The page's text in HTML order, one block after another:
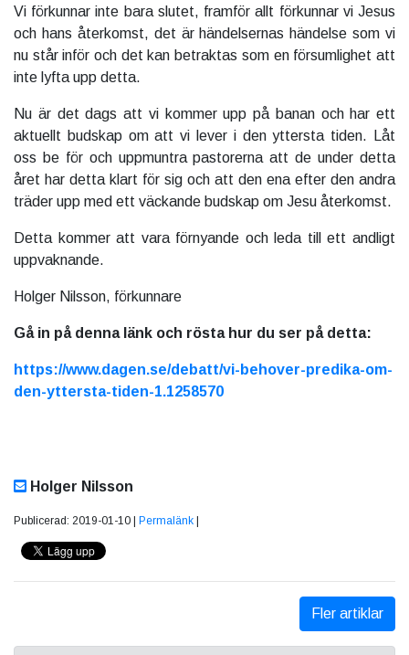
Vi förkunnar inte bara slutet, framför allt förkunnar vi Jesus
och hans återkomst, det är händelsernas händelse som vi
nu står inför och det kan betraktas som en försumlighet att
inte lyfta upp detta.
Nu är det dags att vi kommer upp på banan och har ett
aktuellt budskap om att vi lever i den yttersta tiden. Låt
oss be för och uppmuntra pastorerna att de under detta
året har detta klart för sig och att den ena efter den andra
träder upp med ett väckande budskap om Jesu återkomst.
Detta kommer att vara förnyande och leda till ett andligt
uppvaknande.
Holger Nilsson, förkunnare
Gå in på denna länk och rösta hur du ser på detta:
https://www.dagen.se/debatt/vi-behover-predika-om-
den-yttersta-tiden-1.1258570
Holger Nilsson
Publicerad: 2019-01-10 | Permalänk
Fler artiklar